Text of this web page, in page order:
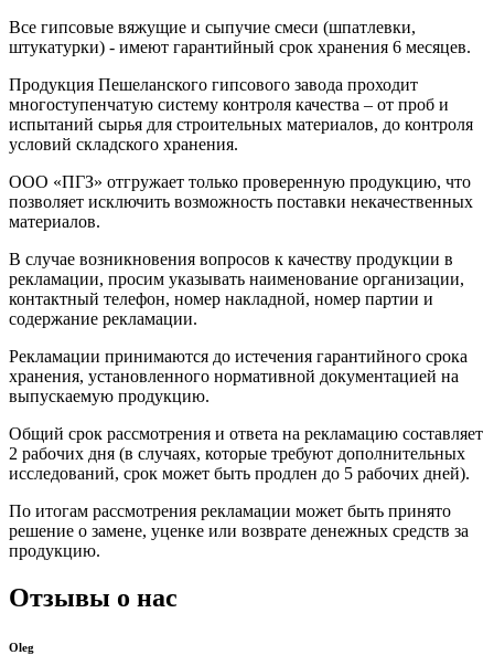
Все гипсовые вяжущие и сыпучие смеси (шпатлевки,
штукатурки) - имеют гарантийный срок хранения 6 месяцев.
Продукция Пешеланского гипсового завода проходит
многоступенчатую систему контроля качества – от проб и
испытаний сырья для строительных материалов, до контроля
условий складского хранения.
ООО «ПГЗ» отгружает только проверенную продукцию, что
позволяет исключить возможность поставки некачественных
материалов.
В случае возникновения вопросов к качеству продукции в
рекламации, просим указывать наименование организации,
контактный телефон, номер накладной, номер партии и
содержание рекламации.
Рекламации принимаются до истечения гарантийного срока
хранения, установленного нормативной документацией на
выпускаемую продукцию.
Общий срок рассмотрения и ответа на рекламацию составляет
2 рабочих дня (в случаях, которые требуют дополнительных
исследований, срок может быть продлен до 5 рабочих дней).
По итогам рассмотрения рекламации может быть принято
решение о замене, уценке или возврате денежных средств за
продукцию.
Отзывы о нас
Oleg